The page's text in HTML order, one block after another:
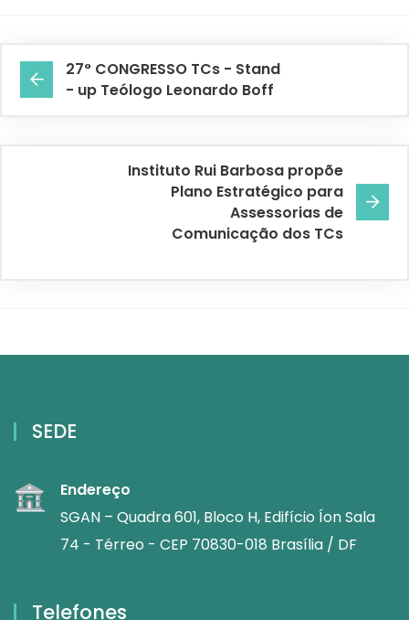
27° CONGRESSO TCs - Stand
- up Teólogo Leonardo Boff
Instituto Rui Barbosa propõe
Plano Estratégico para
Assessorias de
Comunicação dos TCs
SEDE
Endereço
SGAN – Quadra 601, Bloco H, Edifício Íon Sala
74 - Térreo - CEP 70830-018 Brasília / DF
Telefones